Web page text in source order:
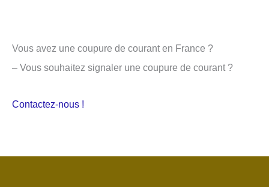
Vous avez une coupure de courant en France ?
– Vous souhaitez signaler une coupure de courant ?
Contactez-nous !